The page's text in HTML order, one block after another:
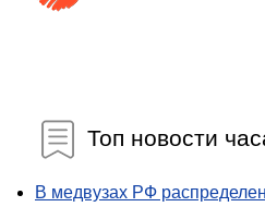
Топ новости
В медвузах РФ